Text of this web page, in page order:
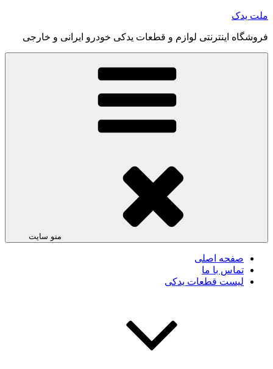
رفتن
محتوا
ملت یدک
فروشگاه اینترنتی لوازم و قطعات یدکی خودرو ایرانی و خارجی
منو سایت
صفحه اصلی
تماس با ما
لیست قطعات یدکی